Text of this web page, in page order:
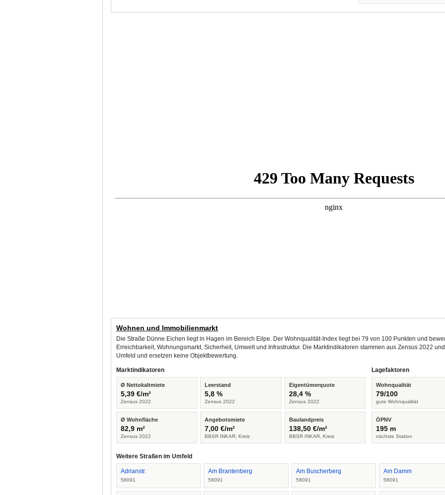
Wohnen und Immobilienmarkt
Die Straße Dünne Eichen liegt in Hagen im Bereich Eilpe. Der Wohnqualität-Index liegt bei 79 von 100 Punkten und
Erreichbarkeit, Wohnungsmarkt, Sicherheit, Umwelt und Infrastruktur. Die Marktindikatoren stammen aus Zensus 2022
Umfeld und ersetzen keine Objektbewertung.
Marktindikatoren
Ø Nettokaltmiete
5,39 €/m²
Zensus 2022
Leerstand
5,8 %
Zensus 2022
Eigentümerquote
28,4 %
Zensus 2022
Ø Wohnfläche
82,9 m²
Zensus 2022
Angebotsmiete
7,00 €/m²
BBSR INKAR, Kreis
Baulandpreis
138,50 €/m²
BBSR INKAR, Kreis
Lagefaktoren
Wohnqualität
79/100
gute Wohnqualität
ÖPNV
195 m
nächste Station
Weitere Straßen im Umfeld
Adrianstr.
58091
Am Brantenberg
58091
Am Buscherberg
58091
Am Damm
58091